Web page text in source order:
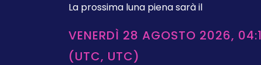
La prossima luna piena sarà il
VENERDÌ 28 AGOSTO 2026,
(UTC, UTC)